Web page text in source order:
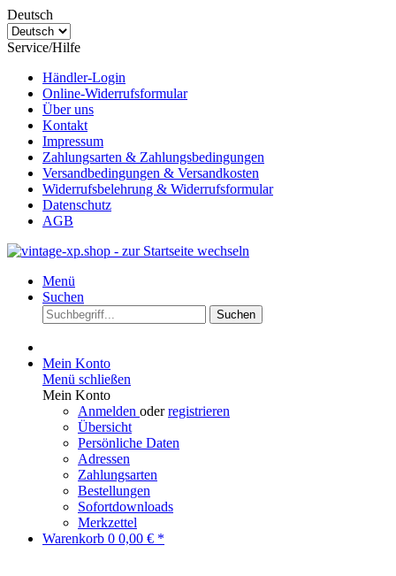
Deutsch
Service/Hilfe
Händler-Login
Online-Widerrufsformular
Über uns
Kontakt
Impressum
Zahlungsarten & Zahlungsbedingungen
Versandbedingungen & Versandkosten
Widerrufsbelehrung & Widerrufsformular
Datenschutz
AGB
Menü
Suchen
Suchen
Mein Konto
Menü schließen
Mein Konto
Anmelden oderregistrieren
Übersicht
Persönliche Daten
Adressen
Zahlungsarten
Bestellungen
Sofortdownloads
Merkzettel
Warenkorb 0 0,00 € *